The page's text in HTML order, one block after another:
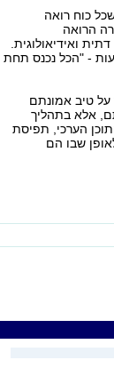
כוח רואה
הרואה
ואידיאולוגית.
- "הכל נכנס תחת
טיב אמונתם
אלא בתהליך
הערכי, תפיסת
שבו הם